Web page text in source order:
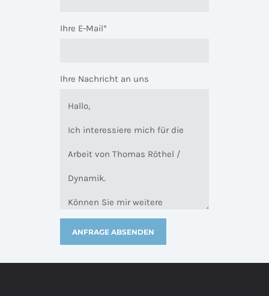
Ihre E-Mail*
Ihre Nachricht an uns